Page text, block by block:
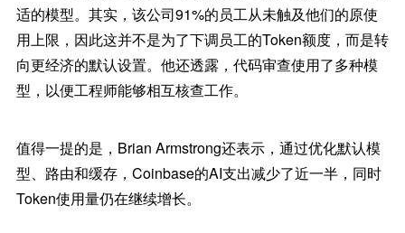
适的模型。其实，该公司91%的员工从未触及他们的原使
用上限，因此这并不是为了下调员工的Token额度，而是转
向更经济的默认设置。他还透露，代码审查使用了多种模
型，以便工程师能够相互核查工作。
值得一提的是，Brian Armstrong还表示，通过优化默认模
型、路由和缓存，Coinbase的AI支出减少了近一半，同时
Token使用量仍在继续增长。